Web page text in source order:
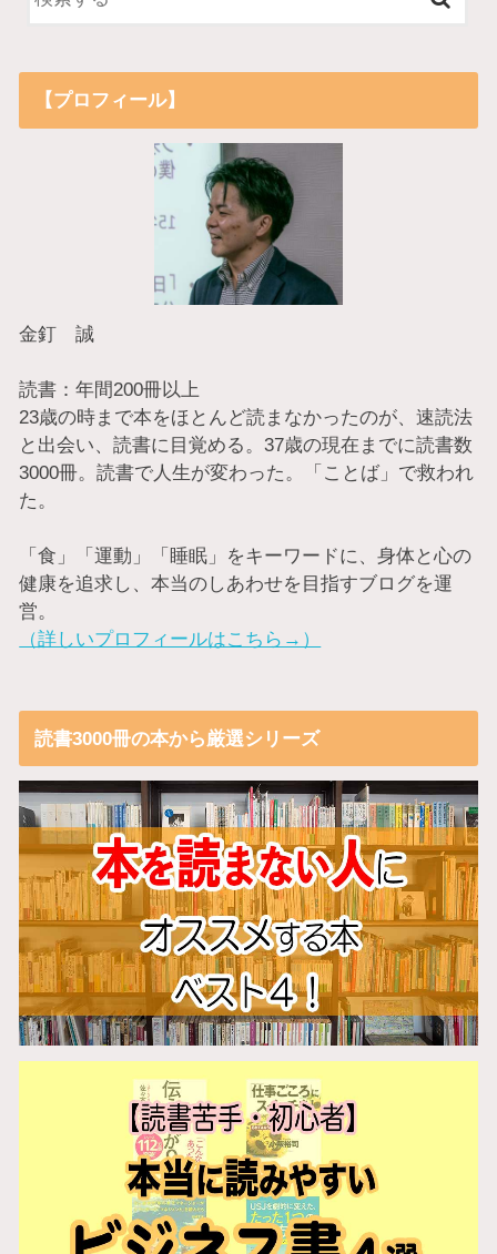
【プロフィール】
金釘 誠
読書：年間200冊以上
23歳の時まで本をほとんど読まなかったのが、速読法
と出会い、読書に目覚める。37歳の現在までに読書数
3000冊。読書で人生が変わった。「ことば」で救われ
た。
「食」「運動」「睡眠」をキーワードに、身体と心の
健康を追求し、本当のしあわせを目指すブログを運
営。
（詳しいプロフィールはこちら→）
読書3000冊の本から厳選シリーズ